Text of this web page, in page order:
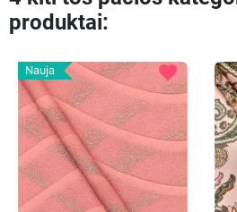
produktai:
Nauja favorite